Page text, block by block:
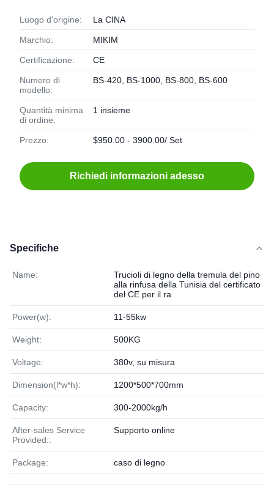
Luogo d'origine: La CINA
Marchio: MIKIM
Certificazione: CE
Numero di
modello:
BS-420, BS-1000, BS-800, BS-600
Quantità minima
di ordine:
1 insieme
Prezzo: $950.00 - 3900.00/ Set
Richiedi informazioni adesso
Specifiche
Name:
Trucioli di legno della tremula del pino
alla rinfusa della Tunisia del certificato
del CE per il ra
Power(w): 11-55kw
Weight: 500KG
Voltage: 380v, su misura
Dimension(l*w*h): 1200*500*700mm
Capacity: 300-2000kg/h
After-sales Service
Provided::
Supporto online
Package: caso di legno